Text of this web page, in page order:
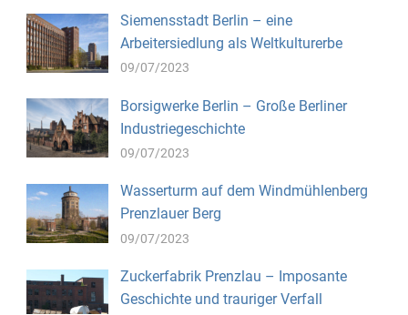
Siemensstadt Berlin – eine
Arbeitersiedlung als Weltkulturerbe
09/07/2023
Borsigwerke Berlin – Große Berliner
Industriegeschichte
09/07/2023
Wasserturm auf dem Windmühlenberg
Prenzlauer Berg
09/07/2023
Zuckerfabrik Prenzlau – Imposante
Geschichte und trauriger Verfall